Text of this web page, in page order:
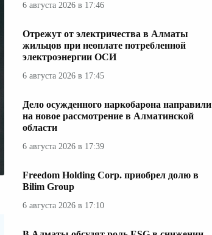
6 августа 2026 в 17:46
Отрежут от электричества в Алматы
жильцов при неоплате потребленной
электроэнергии ОСИ
6 августа 2026 в 17:45
Дело осужденного наркобарона направили
на новое рассмотрение в Алматинской
области
6 августа 2026 в 17:39
Freedom Holding Corp. приобрел долю в
Bilim Group
6 августа 2026 в 17:10